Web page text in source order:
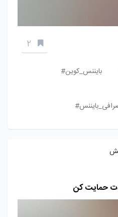
2
بایننس_کوین#
حمایت کن